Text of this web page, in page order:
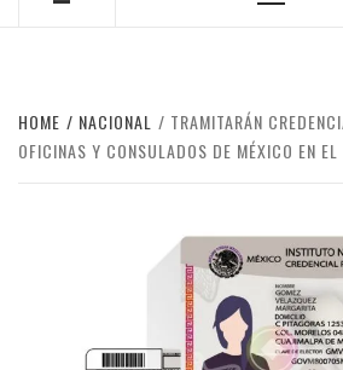
HOME NACIONAL
TRAMITARÁN
OFICINAS Y CONSULADOS DE MÉXICO EN